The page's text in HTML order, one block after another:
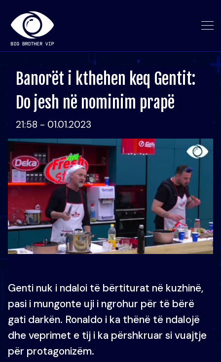
Banorët i kthehen keq Gentit:
Do jesh në nominim prapë
21:58 - 01.01.2023
Genti nuk i ndaloi të bërtiturat në kuzhinë,
pasi i mungonte uji i ngrohur për të bërë
gati darkën. Ronaldo i ka thënë të ndalojë
dhe veprimet e tij i ka përshkruar si vuajtje
për protagonizëm.